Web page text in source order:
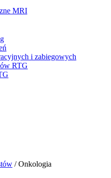
MRI
i zabiegowych
RTG
/Onkologia